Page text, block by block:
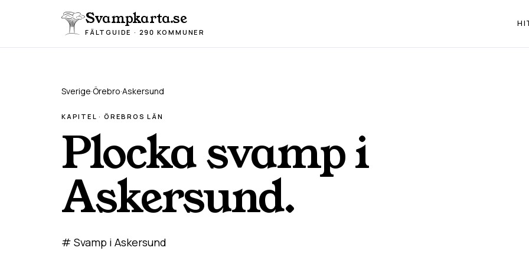
Svampkarta.se
FÄLTGUIDE · 290 KOMMUNER
Sverige·Örebro·Askersund
KAPITEL · ÖREBRO S LÄN
Plocka svamp i
Askersund.
# Svamp i Askersund